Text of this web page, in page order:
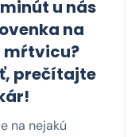
u nás
na
mŕtvicu?
prečítajte
na nejakú